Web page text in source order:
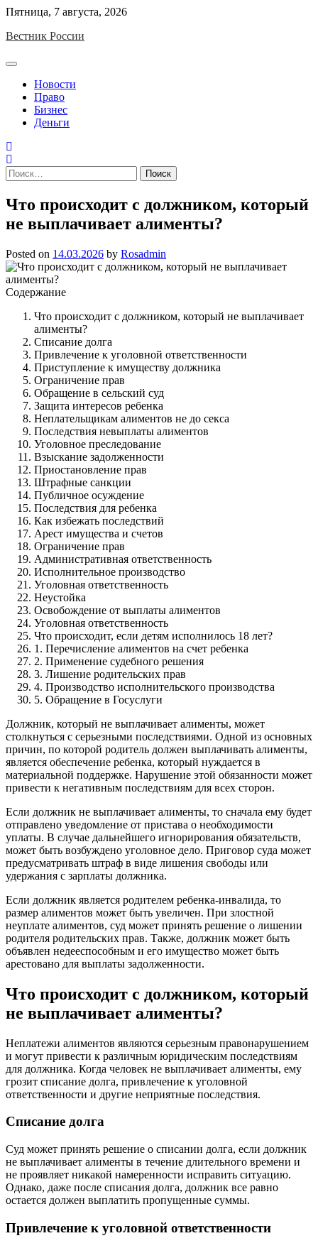
Skip
content
Пятница, 7 августа, 2026
Вестник России
Новости
Право
Бизнес
Деньги
Найти:
Что происходит с должником, который
не выплачивает алименты?
Posted on 14.03.2026 by Rosadmin
Содержание
Что происходит с должником, который не выплачивает
алименты?
Списание долга
Привлечение к уголовной ответственности
Приступление к имуществу должника
Ограничение прав
Обращение в сельский суд
Защита интересов ребенка
Неплательщикам алиментов не до секса
Последствия невыплаты алиментов
Уголовное преследование
Взыскание задолженности
Приостановление прав
Штрафные санкции
Публичное осуждение
Последствия для ребенка
Как избежать последствий
Арест имущества и счетов
Ограничение прав
Административная ответственность
Исполнительное производство
Уголовная ответственность
Неустойка
Освобождение от выплаты алиментов
Уголовная ответственность
Что происходит, если детям исполнилось 18 лет?
1. Перечисление алиментов на счет ребенка
2. Применение судебного решения
3. Лишение родительских прав
4. Производство исполнительского производства
5. Обращение в Госуслуги
Должник, который не выплачивает алименты, может
столкнуться с серьезными последствиями. Одной из основных
причин, по которой родитель должен выплачивать алименты,
является обеспечение ребенка, который нуждается в
материальной поддержке. Нарушение этой обязанности может
привести к негативным последствиям для всех сторон.
Если должник не выплачивает алименты, то сначала ему будет
отправлено уведомление от пристава о необходимости
уплаты. В случае дальнейшего игнорирования обязательств,
может быть возбуждено уголовное дело. Приговор суда может
предусматривать штраф в виде лишения свободы или
удержания с зарплаты должника.
Если должник является родителем ребенка-инвалида, то
размер алиментов может быть увеличен. При злостной
неуплате алиментов, суд может принять решение о лишении
родителя родительских прав. Также, должник может быть
объявлен недееспособным и его имущество может быть
арестовано для выплаты задолженности.
Что происходит с должником, который
не выплачивает алименты?
Неплатежи алиментов являются серьезным правонарушением
и могут привести к различным юридическим последствиям
для должника. Когда человек не выплачивает алименты, ему
грозит списание долга, привлечение к уголовной
ответственности и другие неприятные последствия.
Списание долга
Суд может принять решение о списании долга, если должник
не выплачивает алименты в течение длительного времени и
не проявляет никакой намеренности исправить ситуацию.
Однако, даже после списания долга, должник все равно
остается должен выплатить пропущенные суммы.
Привлечение к уголовной ответственности